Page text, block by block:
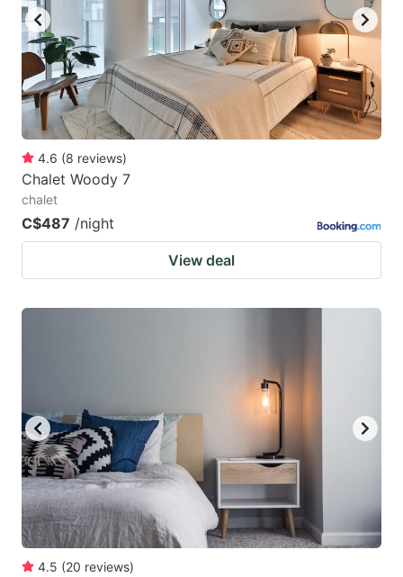
4.6 (8 reviews)
Chalet Woody 7
chalet
C$487 /night
View deal
4.5 (20 reviews)